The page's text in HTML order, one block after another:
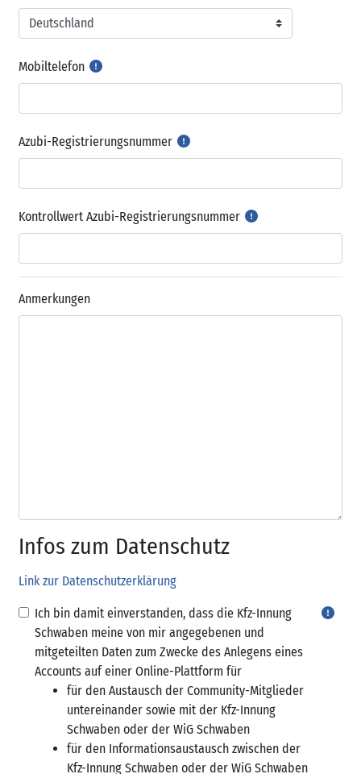
Mobiltelefon
Betrieb
Azubi-Registrierungsnummer
Kontrollwert Azubi-Registrierungsnummer
Anmerkungen
Infos zum Datenschutz
Infos zum Datenschutz
Link zur Datenschutzerklärung
Ich bin damit einverstanden, dass die Kfz-Innung
Schwaben meine von mir angegebenen und
mitgeteilten Daten zum Zwecke des Anlegens eines
Accounts auf einer Online-Plattform für
für den Austausch der Community-Mitglieder
untereinander sowie mit der Kfz-Innung
Schwaben oder der WiG Schwaben
für den Informationsaustausch zwischen der
Kfz-Innung Schwaben oder der WiG Schwaben